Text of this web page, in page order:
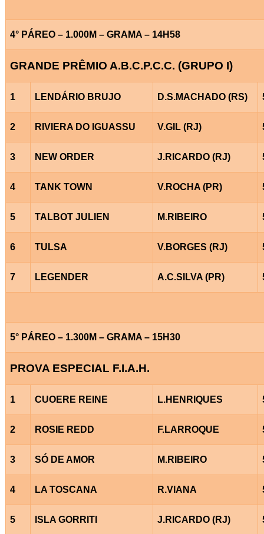
4° PÁREO – 1.000M – GRAMA – 14H58
GRANDE PRÊMIO A.B.C.P.C.C. (GRUPO I)
1 LENDÁRIO BRUJO D.S.MACHADO (RS)
2 RIVIERA DO IGUASSU V.GIL (RJ)
3 NEW ORDER J.RICARDO (RJ)
4 TANK TOWN V.ROCHA (PR)
5 TALBOT JULIEN M.RIBEIRO
6 TULSA V.BORGES (RJ)
7 LEGENDER A.C.SILVA (PR)
5° PÁREO – 1.300M – GRAMA – 15H30
PROVA ESPECIAL F.I.A.H.
1 CUOERE REINE L.HENRIQUES
2 ROSIE REDD F.LARROQUE
3 SÓ DE AMOR M.RIBEIRO
4 LA TOSCANA R.VIANA
5 ISLA GORRITI J.RICARDO (RJ)